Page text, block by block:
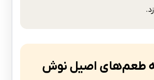
طعم‌های اصیل نوش